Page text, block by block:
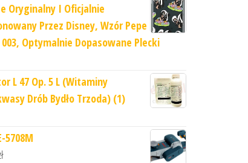
Oryginalny I Oficjalnie
Przez Disney, Wzór Pepe
003, Optymalnie Dopasowane Plecki
L 47 Op. 5 L (Witaminy
Drób Bydło Trzoda) (1)
5708M